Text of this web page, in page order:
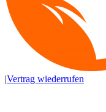
|Vertrag wiederrufen